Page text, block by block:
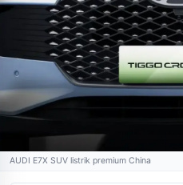
AUDI E7X SUV listrik premium China